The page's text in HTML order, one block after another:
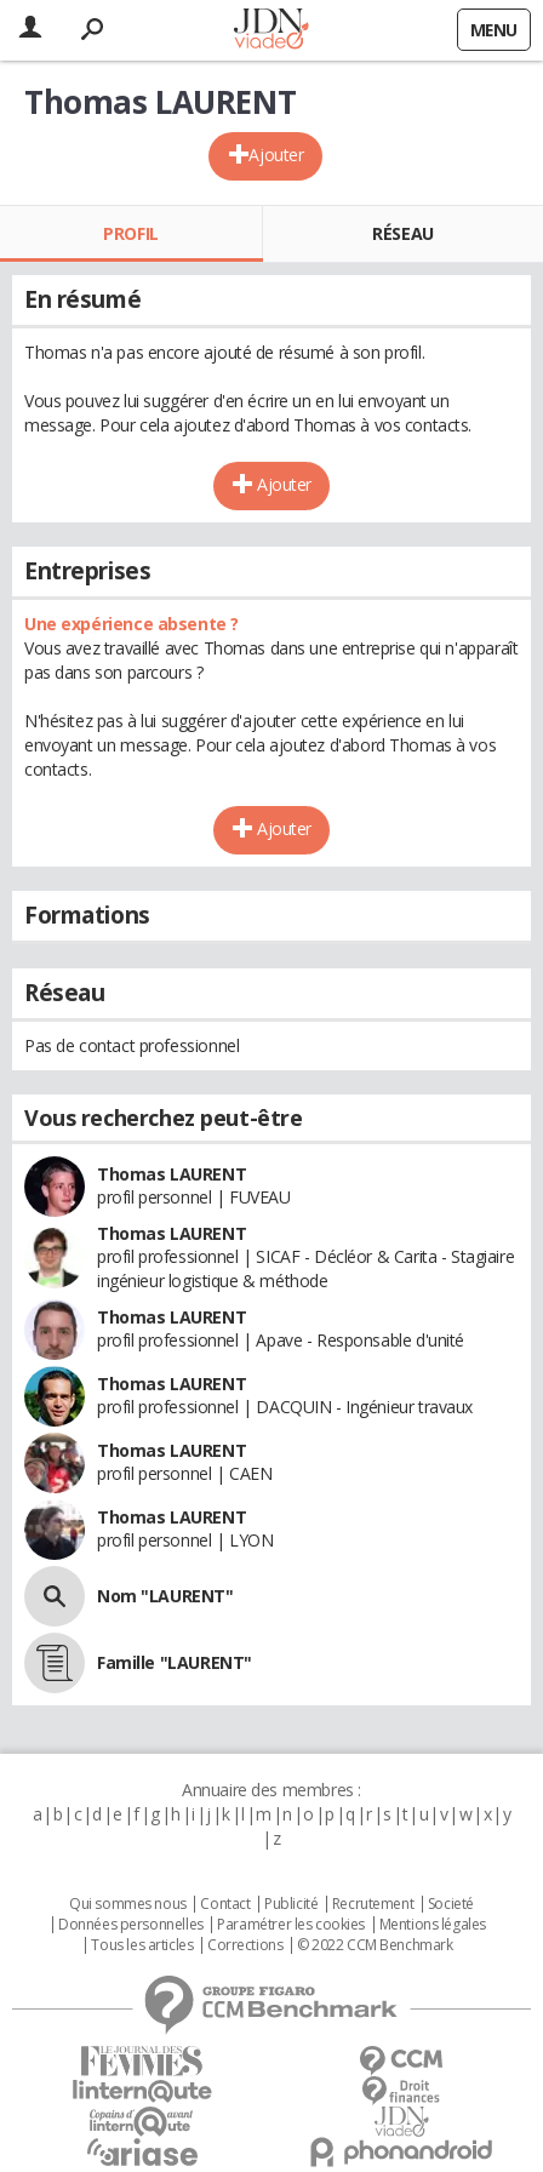
MENU
Ajouter
Thomas LAURENT
PROFIL RÉSEAU
En résumé
Thomas n'a pas encore ajouté de résumé à son profil.
Vous pouvez lui suggérer d'en écrire un en lui envoyant un
message. Pour cela ajoutez d'abord Thomas à vos contacts.
Ajouter
Entreprises
Une expérience absente ?
Vous avez travaillé avec Thomas dans une entreprise qui n'apparaît
pas dans son parcours ?
N'hésitez pas à lui suggérer d'ajouter cette expérience en lui
envoyant un message. Pour cela ajoutez d'abord Thomas à vos
contacts.
Ajouter
Formations
Réseau
Pas de contact professionnel
Vous recherchez peut-être
Thomas LAURENT
profil personnel | FUVEAU
Thomas LAURENT
profil professionnel | SICAF - Décléor & Carita - Stagiaire
ingénieur logistique & méthode
Thomas LAURENT
profil professionnel | Apave - Responsable d'unité
Thomas LAURENT
profil professionnel | DACQUIN - Ingénieur travaux
Thomas LAURENT
profil personnel | CAEN
Thomas LAURENT
profil personnel | LYON
Nom "LAURENT"
Famille "LAURENT"
Annuaire des membres :
a b c d e f g h i j k l m n o p q r s t u v w x y
z
Qui sommes nous Contact Publicité Recrutement
Societé
Données personnelles
Paramétrer les cookies
Mentions légales
Tous les articles
Corrections © 2022 CCM Benchmark